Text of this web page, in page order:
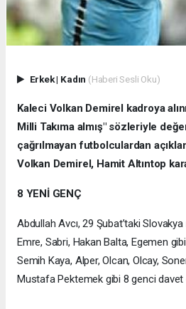
Erkek| Kadın (Haberi Sesli Oku)
Kaleci Volkan Demirel kadroya
Milli Takıma almış" sözleriyle
çağrılmayan futbolculardan
Volkan Demirel, Hamit Altıntop
8 YENİ GENÇ
Abdullah Avcı, 29 Şubat’taki
Emre, Sabri, Hakan Balta, Egemen
Semih Kaya, Alper, Olcan, Olcay,
Mustafa Pektemek gibi 8 genci davet